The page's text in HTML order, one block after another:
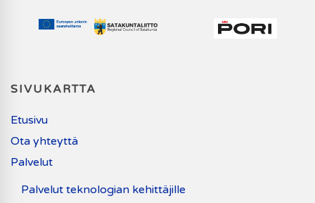
SIVUKARTTA
Etusivu
Ota yhteyttä
Palvelut
Palvelut teknologian kehittäjille